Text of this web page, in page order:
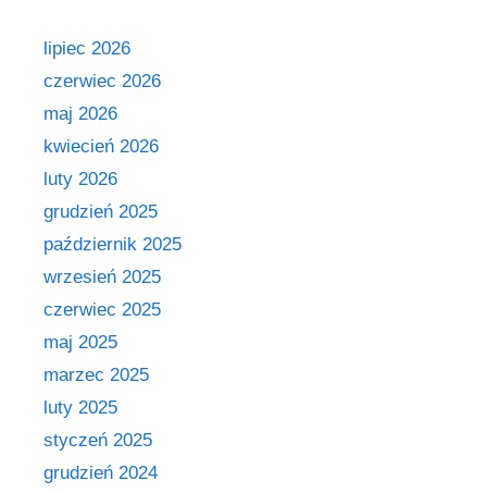
lipiec 2026
czerwiec 2026
maj 2026
kwiecień 2026
luty 2026
grudzień 2025
październik 2025
wrzesień 2025
czerwiec 2025
maj 2025
marzec 2025
luty 2025
styczeń 2025
grudzień 2024